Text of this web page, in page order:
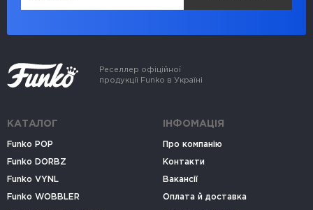
Реселлер офіційної
продукції Funko в Україні
КАТАЛОГ
Funko POP
Funko DORBZ
Funko VYNL
Funko WOBBLER
ІНФОМАЦІЯ
Про компанію
Контакти
Вакансії
Оплата й доставка